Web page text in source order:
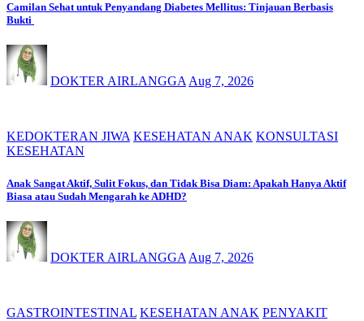
Camilan Sehat untuk Penyandang Diabetes Mellitus: Tinjauan Berbasis
Bukti
DOKTER AIRLANGGAAug 7, 2026
KEDOKTERAN JIWA KESEHATAN ANAK KONSULTASI
KESEHATAN
Anak Sangat Aktif, Sulit Fokus, dan Tidak Bisa Diam: Apakah Hanya Aktif
Biasa atau Sudah Mengarah ke ADHD?
DOKTER AIRLANGGA Aug 7, 2026
GASTROINTESTINAL KESEHATAN ANAK PENYAKIT